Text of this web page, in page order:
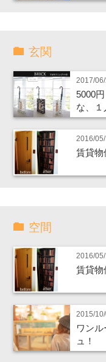
玄関
2017/
5000
な、１
2016/
賃貸物
空間
2016/
賃貸物
2015/
ワン
ュ！